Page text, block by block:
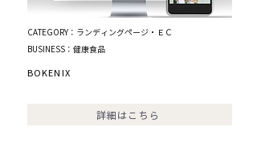
CATEGORY：ランディングページ・ＥＣ
BUSINESS：健康食品
BOKENIX
詳細はこちら